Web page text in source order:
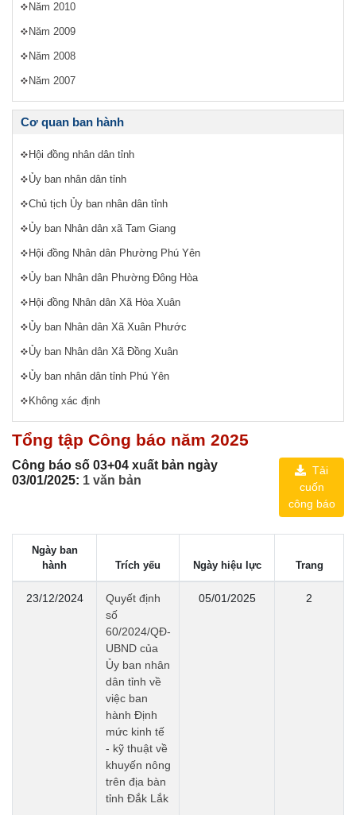
Năm 2010
Năm 2009
Năm 2008
Năm 2007
Cơ quan ban hành
Hội đồng nhân dân tỉnh
Ủy ban nhân dân tỉnh
Chủ tịch Ủy ban nhân dân tỉnh
Ủy ban Nhân dân xã Tam Giang
Hội đồng Nhân dân Phường Phú Yên
Ủy ban Nhân dân Phường Đông Hòa
Hội đồng Nhân dân Xã Hòa Xuân
Ủy ban Nhân dân Xã Xuân Phước
Ủy ban Nhân dân Xã Đồng Xuân
Ủy ban nhân dân tỉnh Phú Yên
Không xác định
Tổng tập Công báo năm 2025
Công báo số 03+04 xuất bản ngày
03/01/2025: 1 văn bản
Tải
cuốn
công báo
Ngày ban
hành
Trích yếu Ngày hiệu lực Trang
23/12/2024
Quyết định
số
60/2024/QĐ-
UBND của
Ủy ban nhân
dân tỉnh về
việc ban
hành Định
mức kinh tế
- kỹ thuật về
khuyến nông
trên địa bàn
tỉnh Đắk Lắk
05/01/2025 2